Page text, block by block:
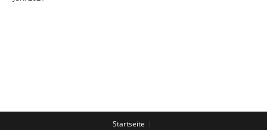
Startseite